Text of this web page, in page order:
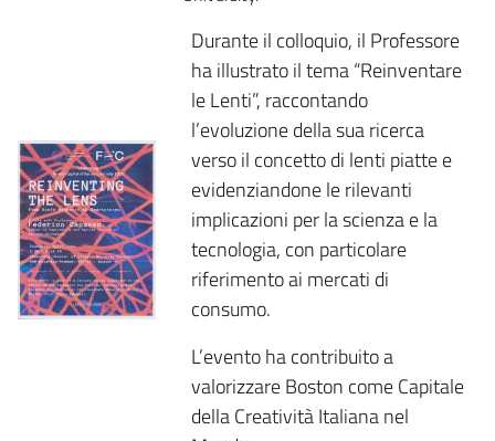
Durante il colloquio, il Professore
ha illustrato il tema “Reinventare
le Lenti”, raccontando
l’evoluzione della sua ricerca
verso il concetto di lenti piatte e
evidenziandone le rilevanti
implicazioni per la scienza e la
tecnologia, con particolare
riferimento ai mercati di
consumo.
L’evento ha contribuito a
valorizzare Boston come Capitale
della Creatività Italiana nel